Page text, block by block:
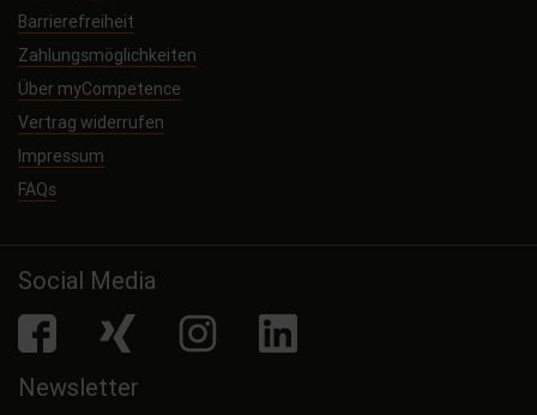
Barrierefreiheit
Zahlungsmöglichkeiten
Über myCompetence
Vertrag widerrufen
Impressum
FAQs
Social Media
facebook Xing Instagram LinkedIn
Newsletter